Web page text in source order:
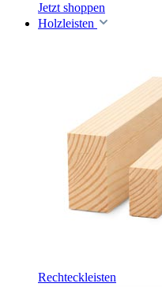
Jetzt shoppen
Holzleisten
Rechteckleisten